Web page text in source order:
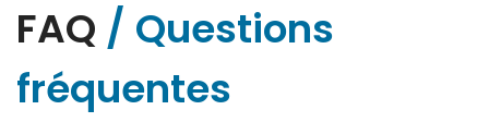
FAQ / Questions
fréquentes